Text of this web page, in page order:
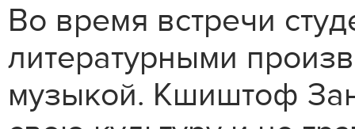
Во время встречи
литературными
музыкой. Кшиштоф